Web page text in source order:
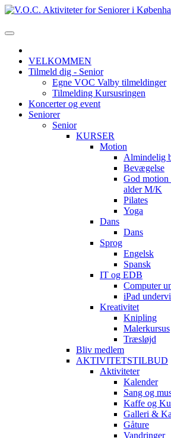
VELKOMMEN
Tilmeld dig - Senior
Egne VOC Valby tilmeldinger
Tilmelding Kursusringen
Koncerter og event
Seniorer
Senior
KURSER
Motion
Almindelig
Bevægelse
God motion
alder M/K
Pilates
Yoga
Dans
Dans
Sprog
Engelsk
Spansk
IT og EDB
Computer
iPad
Kreativitet
Knipling
Malerkursus
Træsløjd
Bliv medlem
AKTIVITETSTILBUD
Aktiviteter
Kalender
Sang og
Kaffe og
Galleri &
Gåture
Vandringer